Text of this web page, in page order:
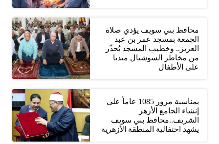
محافظ بني سويف يؤدي صلاة
الجمعة بمسجد عمر بن عبد
العزيز.. وخطيب المسجد يُحذّر
من مخاطر السوشيال ميديا
على الأطفال
بمناسبة مرور 1085 عاماً على
إنشاء الجامع الأزهر
الشريف..محافظ بني سويف
يشهد احتفالية المنطقة الأزهرية